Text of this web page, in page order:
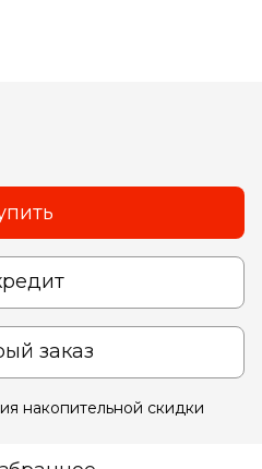
заказ
накопительной скидки